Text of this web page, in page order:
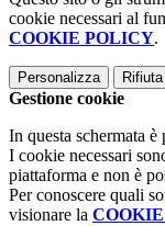
cookie necessari al
COOKIE POLICY.
Personalizza
Gestione cookie
In questa schermata
I cookie necessari
piattaforma e non è
Per conoscere quali
visionare la